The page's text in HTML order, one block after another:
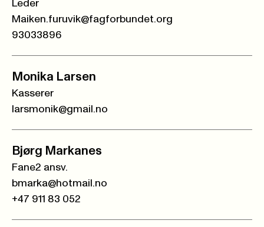
Leder
Maiken.furuvik@fagforbundet.org
93033896
Monika Larsen
Kasserer
larsmonik@gmail.no
Bjørg Markanes
Fane2 ansv.
bmarka@hotmail.no
+47 911 83 052